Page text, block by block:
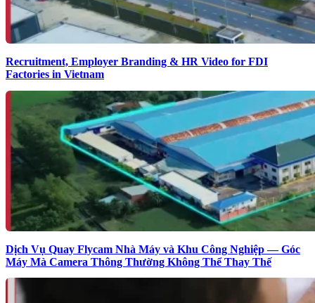
Recruitment, Employer Branding & HR Video for FDI
Factories in Vietnam
Dịch Vụ Quay Flycam Nhà Máy và Khu Công Nghiệp — Góc
Máy Mà Camera Thông Thường Không Thể Thay Thế